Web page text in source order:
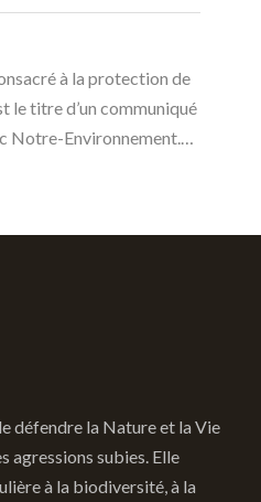
à la protection de
le titre d’un communiqué
Notre-Environnement.…
défendre la Nature et la Vie
agressions subies. Elle
à la biodiversité, à la